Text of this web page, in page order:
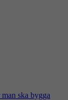
ska bygga